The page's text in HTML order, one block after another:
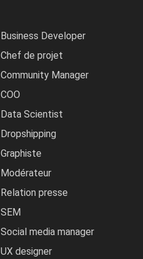
Business Developer
Chef de projet
Community Manager
COO
Data Scientist
Dropshipping
Graphiste
Modérateur
Relation presse
SEM
Social media manager
UX designer